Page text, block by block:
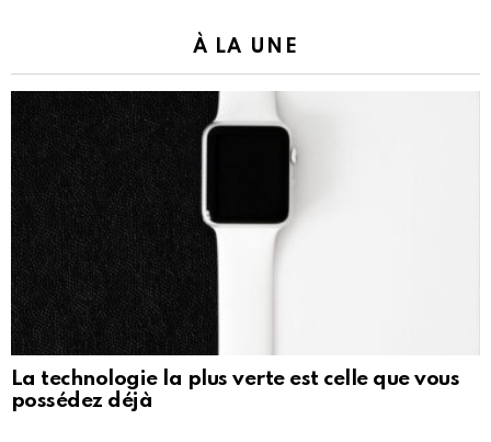
À LA UNE
La technologie la plus verte est celle que vous
possédez déjà